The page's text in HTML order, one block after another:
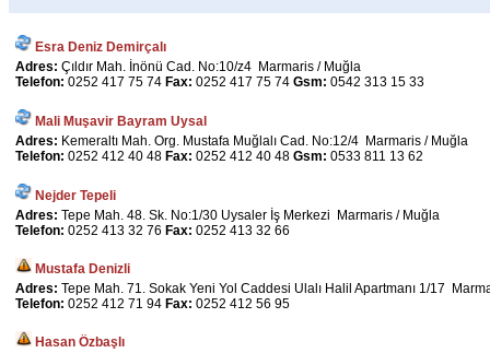
Esra Deniz Demirçalı
Adres: Çıldır Mah. İnönü Cad. No:10/z4 Marmaris / Muğla
Telefon: 0252 417 75 74 Fax: 0252 417 75 74 Gsm: 0542 313 15 33
Mali Muşavir Bayram Uysal
Adres: Kemeraltı Mah. Org. Mustafa Muğlalı Cad. No:12/4 Marmaris / Muğla
Telefon: 0252 412 40 48 Fax: 0252 412 40 48 Gsm: 0533 811 13 62
Nejder Tepeli
Adres: Tepe Mah. 48. Sk. No:1/30 Uysaler İş Merkezi Marmaris / Muğla
Telefon: 0252 413 32 76 Fax: 0252 413 32 66
Mustafa Denizli
Adres: Tepe Mah. 71. Sokak Yeni Yol Caddesi Ulalı Halil Apartmanı 1/17
Telefon: 0252 412 71 94 Fax: 0252 412 56 95
Hasan Özbaşlı